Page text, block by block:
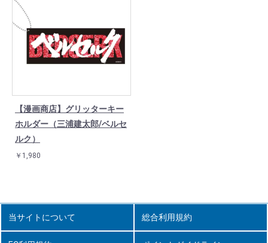
【漫画商店】グリッターキー
ホルダー（三浦建太郎/ベルセ
ルク）
￥1,980
当サイトについて 総合利用規約